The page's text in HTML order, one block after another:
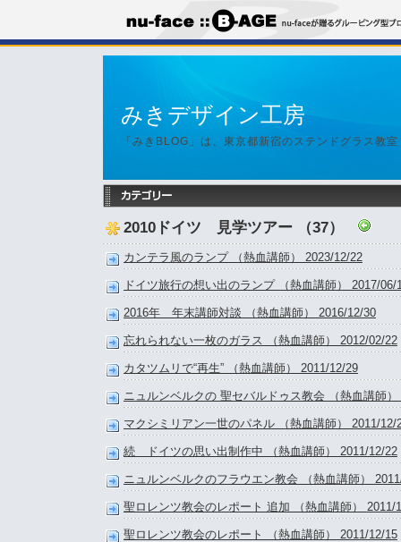
みきデザイン工房
「みきBLOG」は、東京都新宿のステンドグラス教
2010ドイツ 見学ツアー （37）
カンテラ風のランプ （熱血講師） 2023/12/22
ドイツ旅行の想い出のランプ （熱血講師） 2017/06/
2016年 年末講師対談 （熱血講師） 2016/12/30
忘れられない一枚のガラス （熱血講師） 2012/02/22
カタツムリで“再生” （熱血講師） 2011/12/29
ニュルンベルクの 聖セバルドゥス教会 （熱血講師
マクシミリアン一世のパネル （熱血講師） 2011/12/
続 ドイツの思い出制作中 （熱血講師） 2011/12/22
ニュルンベルクのフラウエン教会 （熱血講師）
聖ロレンツ教会のレポート 追加 （熱血講師） 2011/
聖ロレンツ教会のレポート （熱血講師） 2011/12/15